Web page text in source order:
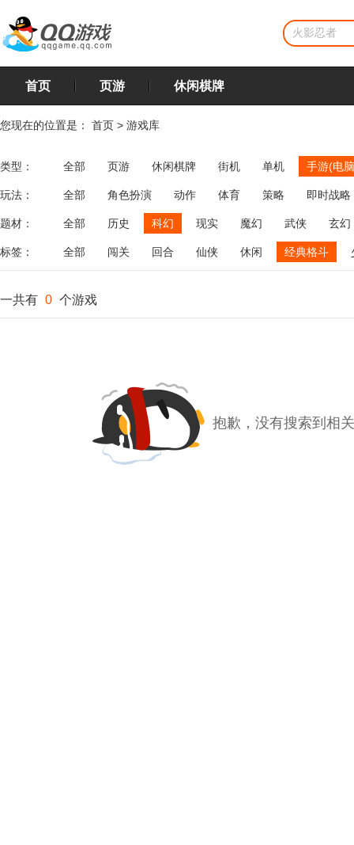
首页 页游 休闲棋牌
您现在的位置是： 首页 > 游戏库
类型： 全部 页游 休闲棋牌 街机 单机 手游(电
玩法： 全部 角色扮演 动作 体育 策略
即时战略
飞行
恋爱 第三人称射击 棋类 牌类 麻将
题材： 全部 历史 科幻 现实 魔幻 武侠 玄幻
标签： 全部 闯关 回合 仙侠 休闲 经典格斗
一共有 0 个游戏
抱歉，没有搜索到相